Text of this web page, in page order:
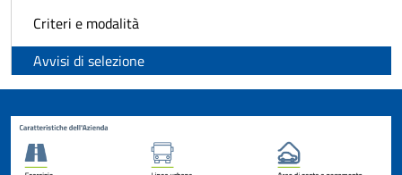
Criteri e modalità
Avvisi di selezione